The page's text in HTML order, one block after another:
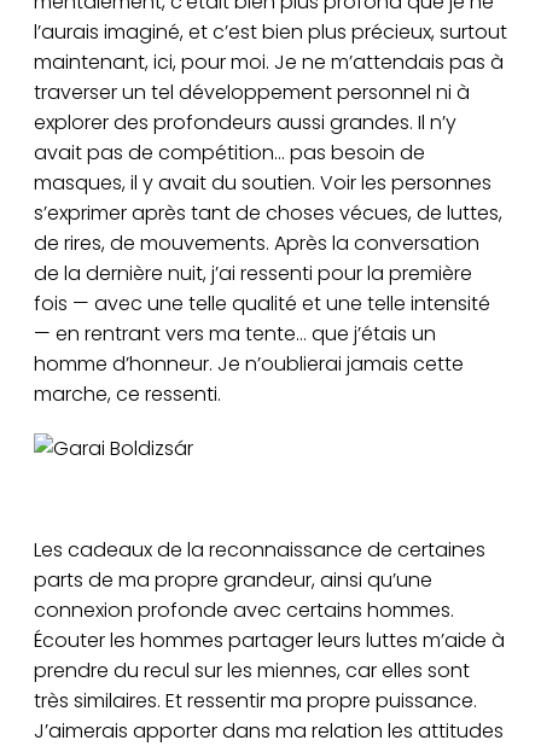
l’aurais imaginé, et c’est bien plus précieux, surtout
maintenant, ici, pour moi. Je ne m’attendais pas à
traverser un tel développement personnel ni à
explorer des profondeurs aussi grandes. Il n’y
avait pas de compétition… pas besoin de
masques, il y avait du soutien. Voir les personnes
s’exprimer après tant de choses vécues, de luttes,
de rires, de mouvements. Après la conversation
de la dernière nuit, j’ai ressenti pour la première
fois — avec une telle qualité et une telle intensité
— en rentrant vers ma tente… que j’étais un
homme d’honneur. Je n’oublierai jamais cette
marche, ce ressenti.
Les cadeaux de la reconnaissance de certaines
parts de ma propre grandeur, ainsi qu’une
connexion profonde avec certains hommes.
Écouter les hommes partager leurs luttes m’aide à
prendre du recul sur les miennes, car elles sont
très similaires. Et ressentir ma propre puissance.
J’aimerais apporter dans ma relation les attitudes